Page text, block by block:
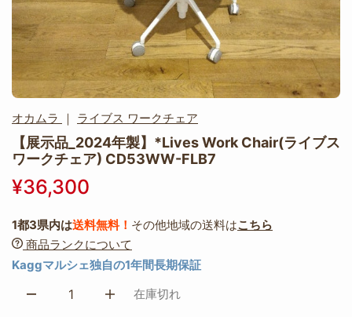
オカムラ ｜ ライブス ワークチェア
【展示品_2024年製】*Lives Work Chair(ライブス
ワークチェア) CD53WW-FLB7
¥36,300
1都3県内は送料無料！ その他地域の送料はこちら
商品ランクについて
Kaggマルシェ独自の1年間長期保証
在庫切れ